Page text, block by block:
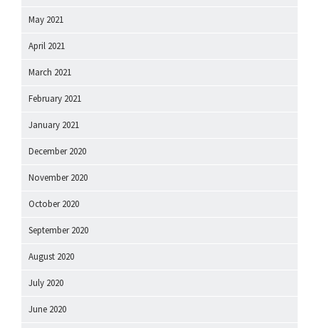
May 2021
April 2021
March 2021
February 2021
January 2021
December 2020
November 2020
October 2020
September 2020
August 2020
July 2020
June 2020